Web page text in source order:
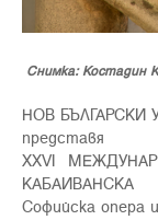
Снимка: Костадин
НОВ БЪЛГАРСКИ
представя
XXVI
КАБАИВАНСКА
Софийска опера